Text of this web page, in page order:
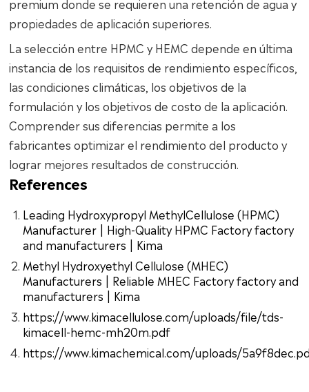
premium donde se requieren una retención de agua y
propiedades de aplicación superiores.
La selección entre HPMC y HEMC depende en última
instancia de los requisitos de rendimiento específicos,
las condiciones climáticas, los objetivos de la
formulación y los objetivos de costo de la aplicación.
Comprender sus diferencias permite a los
fabricantes optimizar el rendimiento del producto y
lograr mejores resultados de construcción.
References
Leading Hydroxypropyl MethylCellulose (HPMC)
Manufacturer | High-Quality HPMC Factory factory
and manufacturers | Kima
Methyl Hydroxyethyl Cellulose (MHEC)
Manufacturers | Reliable MHEC Factory factory and
manufacturers | Kima
https://www.kimacellulose.com/uploads/file/tds-
kimacell-hemc-mh20m.pdf
https://www.kimachemical.com/uploads/